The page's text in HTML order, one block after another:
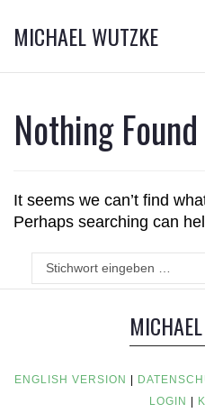
MICHAEL WUTZKE
Nothing Found
It seems we can’t find
Perhaps searching can
ENGLISH VERSION |
LOGIN |